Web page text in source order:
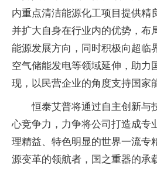
内重点清洁能源化工项目提供精
并扩大自身在行业内的优势，布
能源发展方向，同时积极向超临
空气储能发电等领域延伸，助力
现，以民营企业的角度支持国家
恒泰艾普将通过自主创新与
心竞争力，力争将公司打造成专
理精益、特色明显的世界一流专
源变革的领航者，国之重器的承